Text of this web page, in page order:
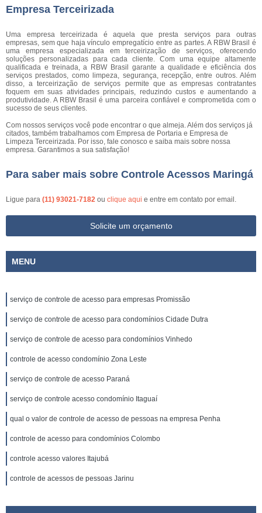
Empresa Terceirizada
Uma empresa terceirizada é aquela que presta serviços para outras
empresas, sem que haja vínculo empregatício entre as partes. A RBW Brasil é
uma empresa especializada em terceirização de serviços, oferecendo
soluções personalizadas para cada cliente. Com uma equipe altamente
qualificada e treinada, a RBW Brasil garante a qualidade e eficiência dos
serviços prestados, como limpeza, segurança, recepção, entre outros. Além
disso, a terceirização de serviços permite que as empresas contratantes
foquem em suas atividades principais, reduzindo custos e aumentando a
produtividade. A RBW Brasil é uma parceira confiável e comprometida com o
sucesso de seus clientes.
Com nossos serviços você pode encontrar o que almeja. Além dos serviços já
citados, também trabalhamos com Empresa de Portaria e Empresa de
Limpeza Terceirizada. Por isso, fale conosco e saiba mais sobre nossa
empresa. Garantimos a sua satisfação!
Para saber mais sobre Controle Acessos Maringá
Ligue para (11) 93021-7182 ou clique aqui e entre em contato por email.
Solicite um orçamento
MENU
serviço de controle de acesso para empresas Promissão
serviço de controle de acesso para condomínios Cidade Dutra
serviço de controle de acesso para condomínios Vinhedo
controle de acesso condomínio Zona Leste
serviço de controle de acesso Paraná
serviço de controle acesso condomínio Itaguaí
qual o valor de controle de acesso de pessoas na empresa Penha
controle de acesso para condomínios Colombo
controle acesso valores Itajubá
controle de acessos de pessoas Jarinu